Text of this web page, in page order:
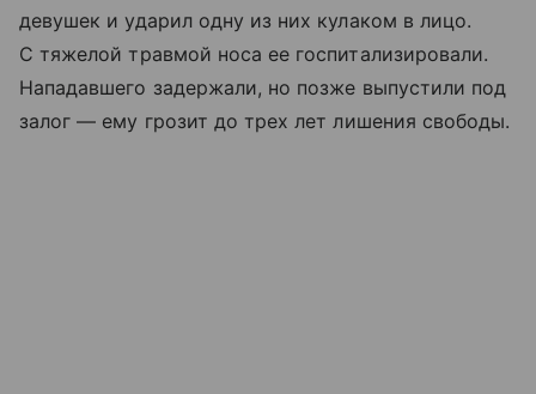
девушек и ударил одну из них кулаком в лицо.
С тяжелой травмой носа ее госпитализировали.
Нападавшего задержали, но позже выпустили под
залог — ему грозит до трех лет лишения свободы.